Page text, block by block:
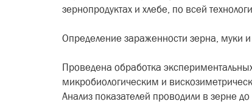
зернопродуктах и хлебе, по всей
Определение зараженности зерна, муки
Проведена обработка
микробиологическим и
Анализ показателей проводили в зерне